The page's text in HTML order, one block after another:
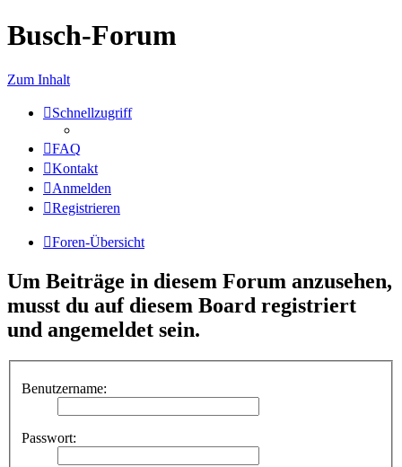
Busch-Forum
Zum Inhalt
Schnellzugriff
FAQ
Kontakt
Anmelden
Registrieren
Foren-Übersicht
Um Beiträge in diesem Forum anzusehen,
musst du auf diesem Board registriert
und angemeldet sein.
Benutzername:
Passwort: